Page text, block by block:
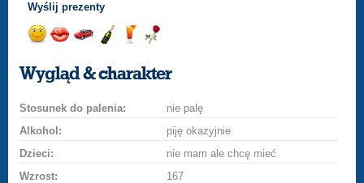
Wyślij prezenty
uśmiech
buziakasamochodem
szampana
drinka
różę
Wygląd & charakter
Stosunek do palenia:
nie palę
Alkohol:
piję okazyjnie
Dzieci:
nie mam ale chcę mieć
Wzrost:
167